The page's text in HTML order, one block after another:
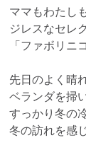
ママもわたし
ジレスなセレ
「ファボリニ
先日のよく晴
ベランダを掃
すっかり冬の
冬の訪れを感